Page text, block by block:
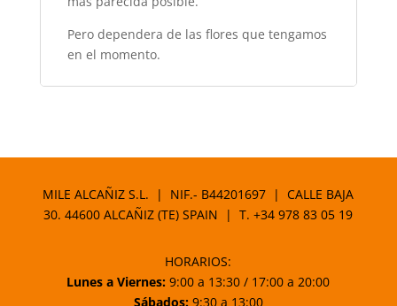
Pero dependera de las flores que tengamos
en el momento.
MILE ALCAÑIZ S.L. | NIF.- B44201697 | CALLE BAJA
30. 44600 ALCAÑIZ (TE) SPAIN | T.+34 978 83 05 19
HORARIOS:
Lunes a Viernes: 9:00 a 13:30 / 17:00 a 20:00
Sábados:9:30 a 13:00